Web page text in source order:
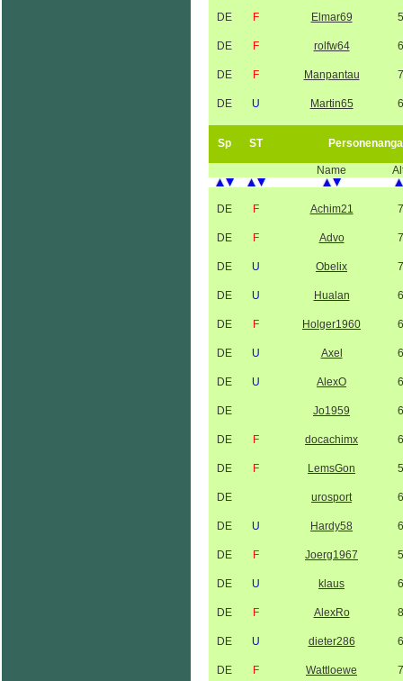
DE F Elmar69
DE F rolfw64
DE F Manpantau
DE U Martin65
Sp ST
Name
DE F Achim21
DE F Advo
DE U Obelix
DE U Hualan
DE F Holger1960
DE U Axel
DE U AlexO
DE Jo1959
DE F docachimx
DE F LemsGon
DE urosport
DE U Hardy58
DE F Joerg1967
DE U klaus
DE F AlexRo
DE U dieter286
DE F Wattloewe